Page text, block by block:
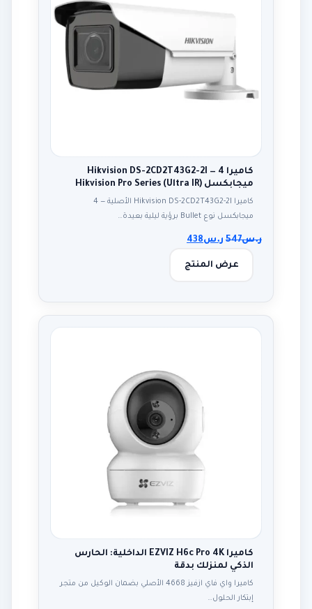
كاميرا Hikvision DS-2CD2T43G2-2I — 4
ميجابكسل Hikvision Pro Series (Ultra IR)
كاميرا Hikvision DS-2CD2T43G2-2I الأصلية — 4
ميجابكسل نوع Bullet برؤية ليلية بعيدة…
ر.س547 ر.س438
عرض المنتج
كاميرا EZVIZ H6c Pro 4K الداخلية: الحارس
الذكي لمنزلك بدقة
كاميرا واي فاي ازفيز 4668 الأصلي بضمان الوكيل من متجر
إبتكار الحلول…